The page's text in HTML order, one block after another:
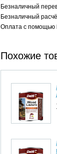
Безналичный
Безналичный
Оплата с помощью
Похожие